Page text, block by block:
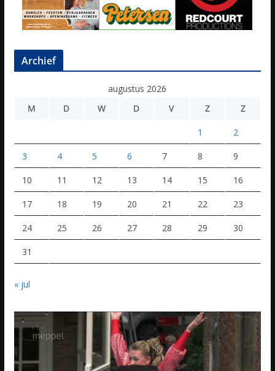
Archief
augustus 2026
M
D W D V Z Z
1 2
3 4 5 6 7 8 9
10 11 12 13 14 15 16
17 18 19 20 21 22 23
24 25 26 27 28 29 30
31
« jul